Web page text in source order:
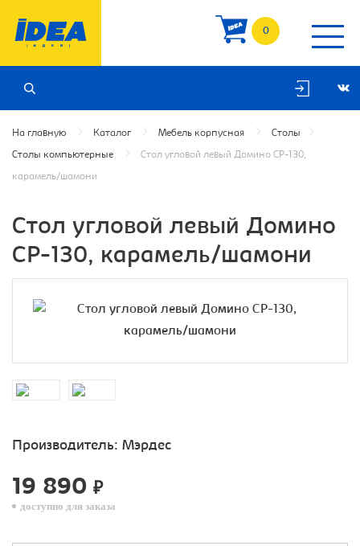
0
На главную Каталог Мебель корпусная Столы
Столы компьютерные Стол угловой левый Домино СР-130,
карамель/шамони
Стол угловой левый Домино
СР-130, карамель/шамони
Производитель: Мэрдес
19 890 ₽
доступно для заказа